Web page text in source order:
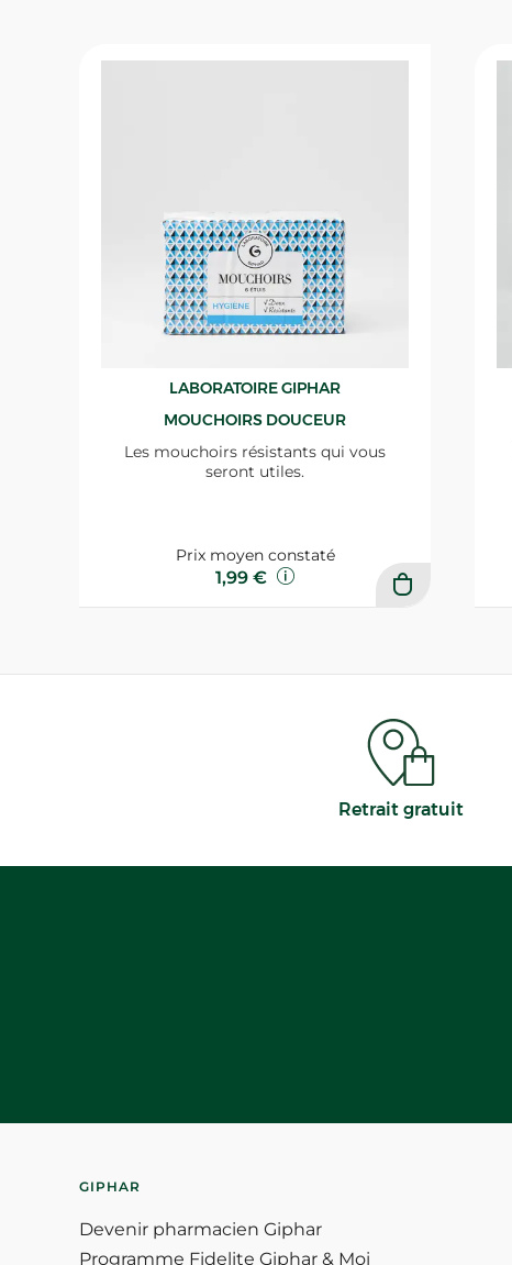
LABORATOIRE GIPHAR
MOUCHOIRS DOUCEUR
Les mouchoirs résistants qui vous
seront utiles.
Prix moyen constaté
1,99 €
Retrait gratuit
GIPHAR
Devenir pharmacien Giphar
Programme Fidelite Giphar & Moi